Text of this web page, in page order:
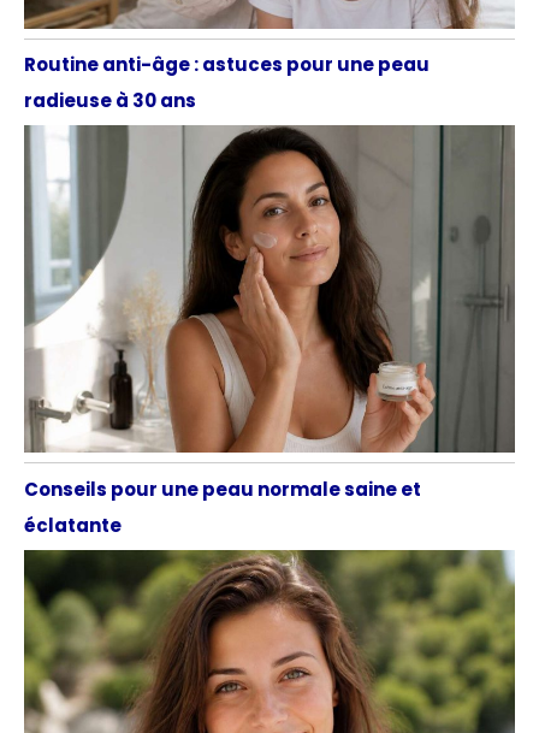
Routine anti-âge : astuces pour une peau
radieuse à 30 ans
Conseils pour une peau normale saine et
éclatante